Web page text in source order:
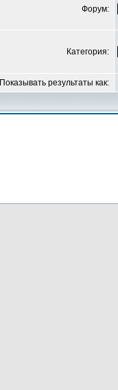
Форум:
Категория:
Показывать результаты как: